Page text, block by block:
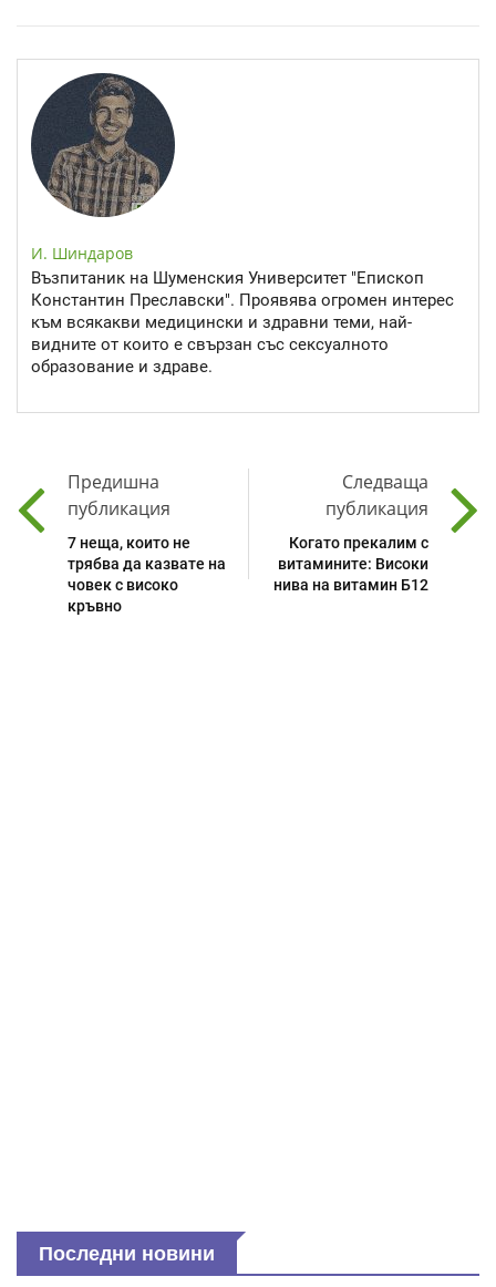
И. Шиндаров
Възпитаник на Шуменския Университет "Епископ
Константин Преславски". Проявява огромен интерес
към всякакви медицински и здравни теми, най-
видните от които е свързан със сексуалното
образование и здраве.
Предишна
публикация
7 неща, които не
трябва да казвате на
човек с високо
кръвно
Следваща
публикация
Когато прекалим с
витамините: Високи
нива на витамин Б12
Последни новини